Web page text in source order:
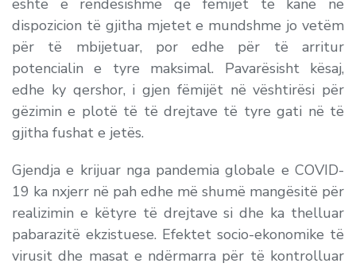
është e rëndësishme që fëmijët të kanë në
dispozicion të gjitha mjetet e mundshme jo vetëm
për të mbijetuar, por edhe për të arritur
potencialin e tyre maksimal. Pavarësisht kësaj,
edhe ky qershor, i gjen fëmijët në vështirësi për
gëzimin e plotë të të drejtave të tyre gati në të
gjitha fushat e jetës.
Gjendja e krijuar nga pandemia globale e COVID-
19 ka nxjerr në pah edhe më shumë mangësitë për
realizimin e këtyre të drejtave si dhe ka thelluar
pabarazitë ekzistuese. Efektet socio-ekonomike të
virusit dhe masat e ndërmarra për të kontrolluar